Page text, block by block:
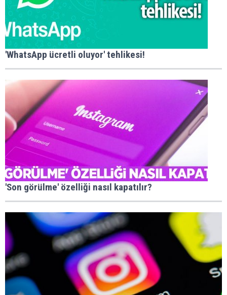
'WhatsApp ücretli oluyor' tehlikesi!
'Son görülme' özelliği nasıl kapatılır?